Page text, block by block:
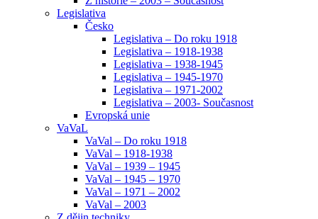
Legislativa
Česko
Legislativa – Do roku 1918
Legislativa – 1918-1938
Legislativa – 1938-1945
Legislativa – 1945-1970
Legislativa – 1971-2002
Legislativa – 2003- Současnost
Evropská unie
VaVaL
VaVal – Do roku 1918
VaVal – 1918-1938
VaVal – 1939 – 1945
VaVal – 1945 – 1970
VaVal – 1971 – 2002
VaVal – 2003